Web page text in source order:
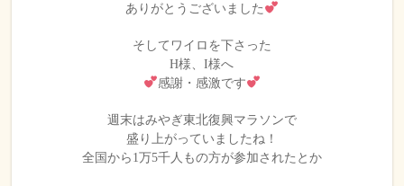
ありがとうございました
そしてワイロを下さった
H様、I様へ
感謝・感激です
週末はみやぎ東北復興マラソンで
盛り上がっていましたね！
全国から1万5千人もの方が参加されたとか